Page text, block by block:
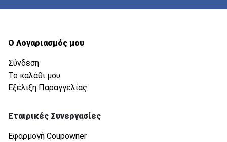
Ο Λογαριασμός μου
Σύνδεση
Το καλάθι μου
Εξέλιξη Παραγγελίας
Εταιρικές Συνεργασίες
Εφαρμογή Coupowner